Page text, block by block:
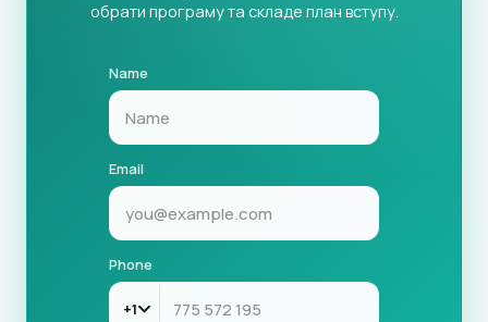
обрати програму та складе план вступу.
Name
Email
Phone
+1